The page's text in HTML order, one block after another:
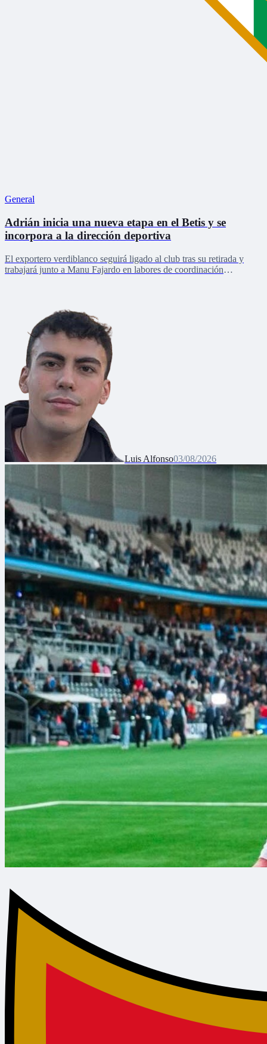
General
Adrián inicia una nueva etapa en el Betis y se
incorpora a la dirección deportiva
El exportero verdiblanco seguirá ligado al club tras su retirada y
trabajará junto a Manu Fajardo en labores de coordinación
Luis Alfonso03/08/2026